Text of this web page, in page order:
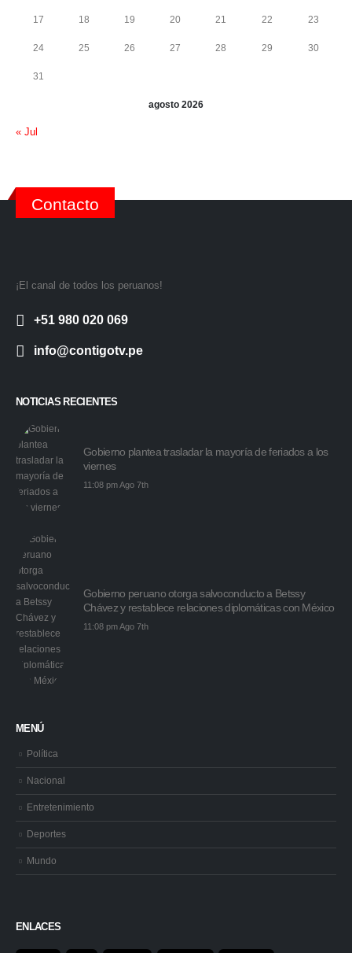
agosto 2026
17 18 19 20 21 22 23
24 25 26 27 28 29 30
31
« Jul
Contacto
¡El canal de todos los peruanos!
+51 980 020 069
info@contigotv.pe
NOTICIAS RECIENTES
Gobierno plantea trasladar la mayoría de feriados a los
viernes
11:08 pm Ago 7th
Gobierno peruano otorga salvoconducto a Betssy
Chávez y restablece relaciones diplomáticas con México
11:08 pm Ago 7th
MENÚ
Política
Nacional
Entretenimiento
Deportes
Mundo
ENLACES